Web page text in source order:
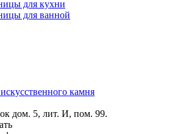
для кухни
для ванной
камня
дом. 5, лит. И, пом. 99.